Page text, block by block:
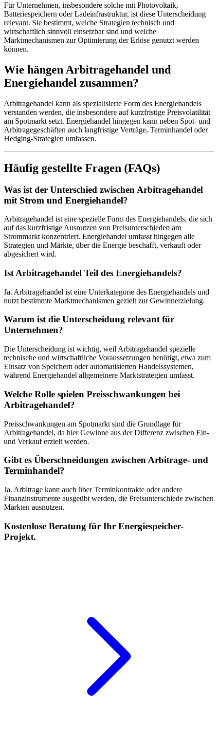
Für Unternehmen, insbesondere solche mit Photovoltaik,
Batteriespeichern oder Ladeinfrastruktur, ist diese Unterscheidung
relevant. Sie bestimmt, welche Strategien technisch und
wirtschaftlich sinnvoll einsetzbar sind und welche
Marktmechanismen zur Optimierung der Erlöse genutzt werden
können.
Wie hängen Arbitragehandel und
Energiehandel zusammen?
Arbitragehandel kann als spezialisierte Form des Energiehandels
verstanden werden, die insbesondere auf kurzfristige Preisvolatilität
am Spotmarkt setzt. Energiehandel hingegen kann neben Spot- und
Arbitragegeschäften auch langfristige Verträge, Terminhandel oder
Hedging-Strategien umfassen.
Häufig gestellte Fragen (FAQs)
Was ist der Unterschied zwischen Arbitragehandel
mit Strom und Energiehandel?
Arbitragehandel ist eine spezielle Form des Energiehandels, die sich
auf das kurzfristige Ausnutzen von Preisunterschieden am
Strommarkt konzentriert. Energiehandel umfasst hingegen alle
Strategien und Märkte, über die Energie beschafft, verkauft oder
abgesichert wird.
Ist Arbitragehandel Teil des Energiehandels?
Ja. Arbitragehandel ist eine Unterkategorie des Energiehandels und
nutzt bestimmte Marktmechanismen gezielt zur Gewinnerzielung.
Warum ist die Unterscheidung relevant für
Unternehmen?
Die Unterscheidung ist wichtig, weil Arbitragehandel spezielle
technische und wirtschaftliche Voraussetzungen benötigt, etwa zum
Einsatz von Speichern oder automatisierten Handelssystemen,
während Energiehandel allgemeinere Marktstrategien umfasst.
Welche Rolle spielen Preisschwankungen bei
Arbitragehandel?
Preisschwankungen am Spotmarkt sind die Grundlage für
Arbitragehandel, da hier Gewinne aus der Differenz zwischen Ein-
und Verkauf erzielt werden.
Gibt es Überschneidungen zwischen Arbitrage- und
Terminhandel?
Ja. Arbitrage kann auch über Terminkontrakte oder andere
Finanzinstrumente ausgeübt werden, die Preisunterschiede zwischen
Märkten ausnutzen.
Kostenlose Beratung für Ihr Energiespeicher-
Projekt.